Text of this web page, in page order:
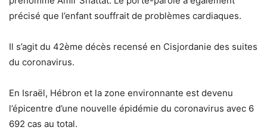
précisé que l’enfant souffrait de problèmes cardiaques.
Il s’agit du 42ème décès recensé en Cisjordanie des suites
du coronavirus.
En Israël, Hébron et la zone environnante est devenu
l’épicentre d’une nouvelle épidémie du coronavirus avec 6
692 cas au total.